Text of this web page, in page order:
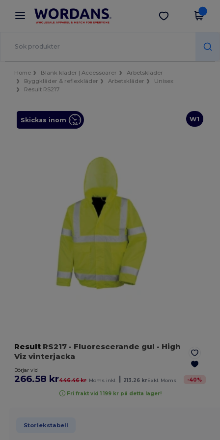
× Wordans-app
Bättre priser i appen!
Hämta app
Home Blank kläder | Accessoarer
Arbetskläder
Byggkläder & reflexkläder
Arbetskläder
Unisex
Result RS217
W1
Skickas inom
Result RS217 - Fluorescerande gul - High
Viz vinterjacka
Börjar vid
266.58 kr446.46 kr Moms inkl. 213.26 krExkl. Moms -40%
Fri frakt vid 1 199 kr på detta lager!
Storlekstabell